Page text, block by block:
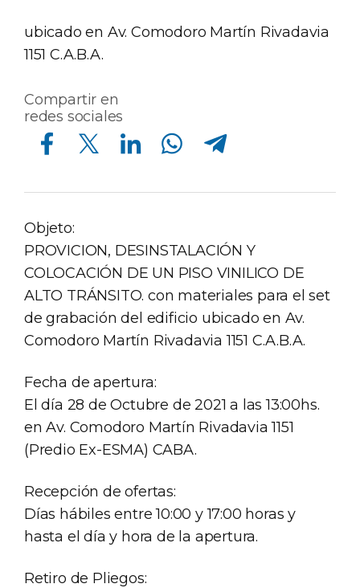
ubicado en Av. Comodoro Martín Rivadavia
1151 C.A.B.A.
Compartir en
redes sociales
Compartir en Facebook Compartir en Twitter Compartir en Linkedin Compartir en Whatsapp Compartir en Telegram
Objeto:
PROVICION, DESINSTALACIÓN Y
COLOCACIÓN DE UN PISO VINILICO DE
ALTO TRÁNSITO. con materiales para el set
de grabación del edificio ubicado en Av.
Comodoro Martín Rivadavia 1151 C.A.B.A.
Fecha de apertura:
El día 28 de Octubre de 2021 a las 13:00hs.
en Av. Comodoro Martín Rivadavia 1151
(Predio Ex-ESMA) CABA.
Recepción de ofertas:
Días hábiles entre 10:00 y 17:00 horas y
hasta el día y hora de la apertura.
Retiro de Pliegos: